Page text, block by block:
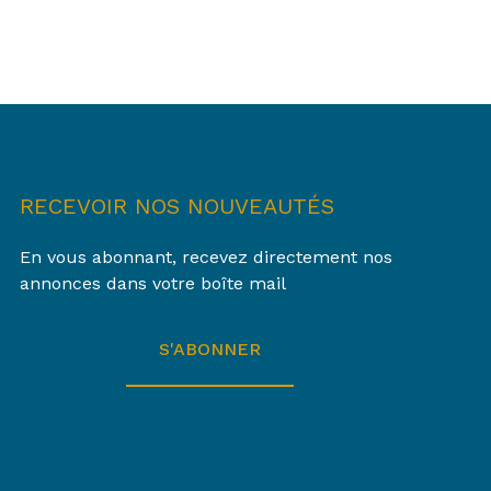
RECEVOIR NOS NOUVEAUTÉS
En vous abonnant, recevez directement nos
annonces dans votre boîte mail
S'ABONNER